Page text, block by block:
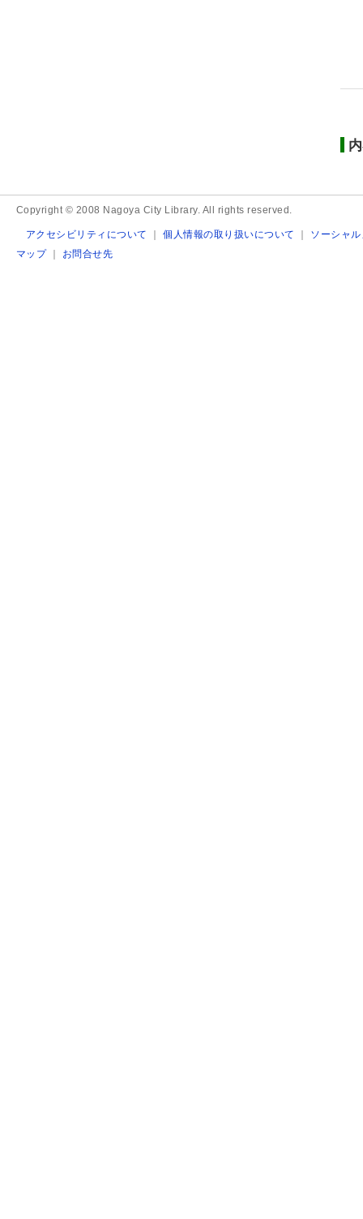
Copyright © 2008 Nagoya City Library. All rights reserved.
アクセシビリティについて ｜個人情報の取り扱いについて ｜ ソーシャ
マップ｜ お問合せ先